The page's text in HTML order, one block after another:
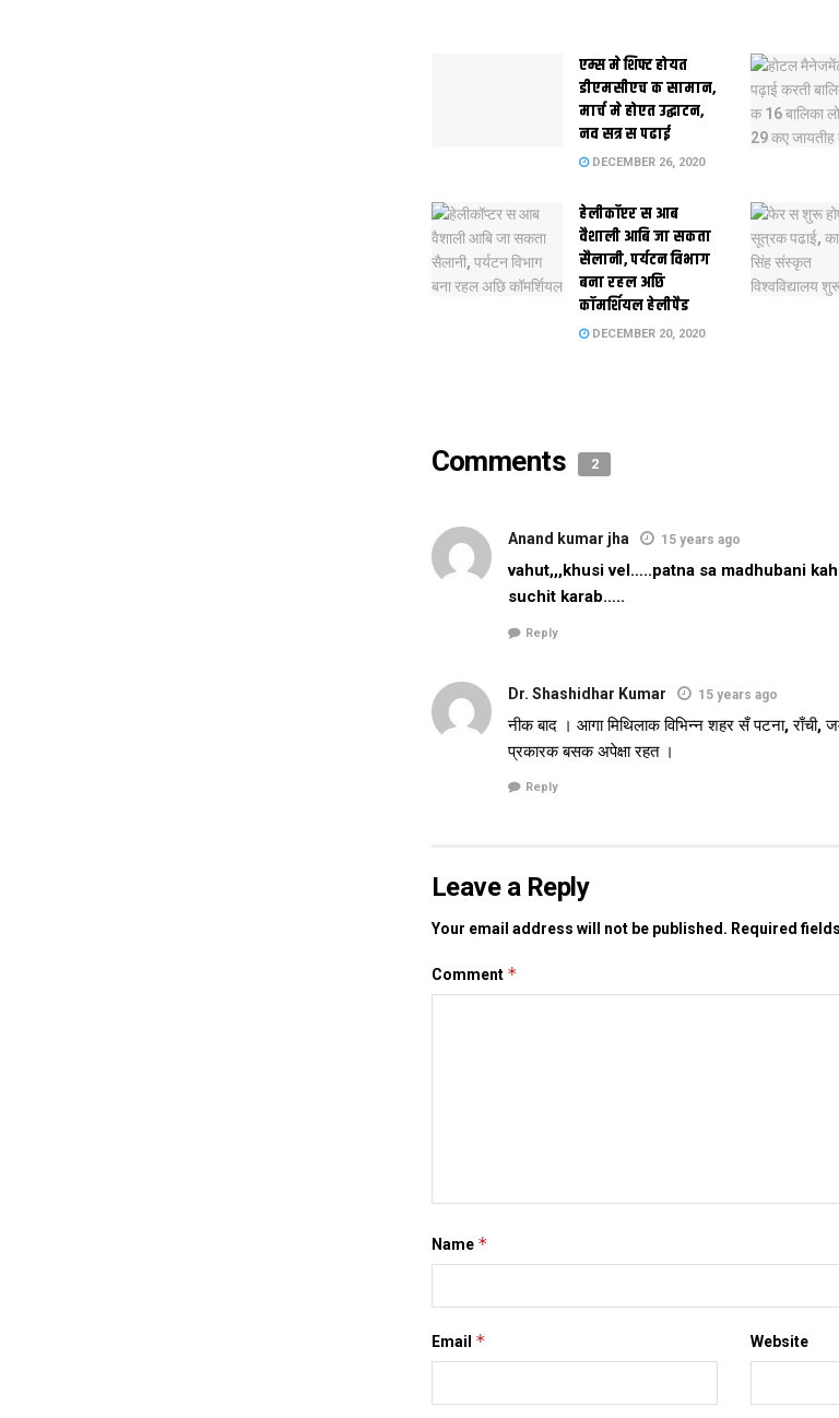
एम्स मे शिफ्ट होयत
डीएमसीएच क सामान,
मार्च मे होएत उद्घाटन,
नव सत्र स पढाई
DECEMBER 26, 2020
हेलीकॉप्टर स आब
वैशाली आबि जा सकता
सैलानी, पर्यटन विभाग
बना रहल अछि
कॉमर्शियल हेलीपैड
DECEMBER 20, 2020
Comments 2
Anand kumar jha 15 years ago
vahut,,,khusi vel…..patna sa madhubani
suchit karab…..
Reply
Dr. Shashidhar Kumar 15 years ago
नीक बाद । आगा मिथिलाक विभिन्न शहर सँ पटना,
प्रकारक बसक अपेक्षा रहत ।
Reply
Leave a Reply
Your email address will not be published. Required
Comment *
Name *
Email * Website